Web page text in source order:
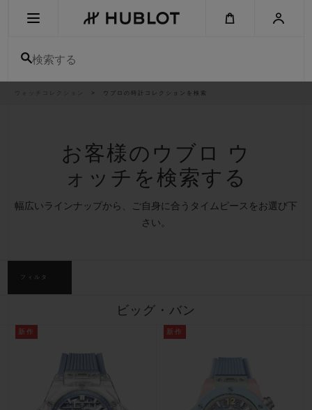
検索する
ウブロの時計コレクションを検索
お客様のウブロ ウ
ォッチを検索する
幅広いラインナップから、ご自身に合うタイムピースをお選び下
さい。
フィルタ
ビッグ・バン
新作 新作
サマー マルチカラーセラ
ピーチセラミック
特別なサービス